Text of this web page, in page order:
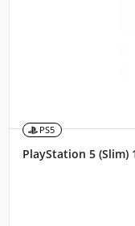
PS5
PlayStation 5 (Slim)